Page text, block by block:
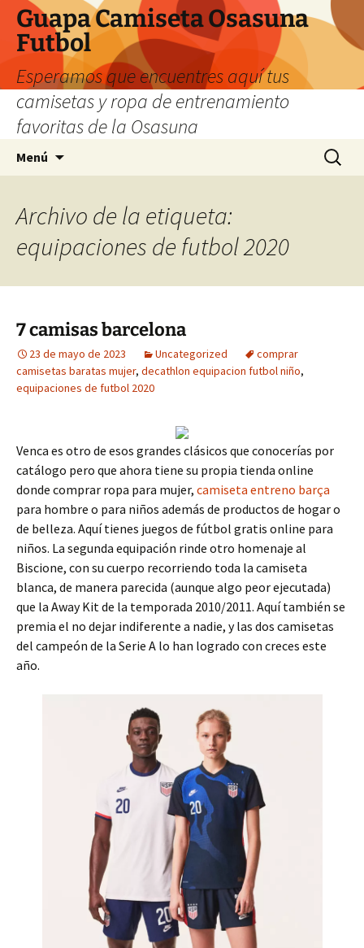
Guapa Camiseta Osasuna
Futbol
Esperamos que encuentres aquí tus
camisetas y ropa de entrenamiento
favoritas de la Osasuna
Menú Buscar:
Archivo de la etiqueta:
equipaciones de futbol 2020
7 camisas barcelona
23 de mayo de 2023 Uncategorized
comprar
camisetas baratas mujer, decathlon equipacion futbol niño,
equipaciones de futbol 2020
Venca es otro de esos grandes clásicos que conocerías por
catálogo pero que ahora tiene su propia tienda online
donde comprar ropa para mujer, camiseta entreno barça
para hombre o para niños además de productos de hogar o
de belleza. Aquí tienes juegos de fútbol gratis online para
niños. La segunda equipación rinde otro homenaje al
Biscione, con su cuerpo recorriendo toda la camiseta
blanca, de manera parecida (aunque algo peor ejecutada)
que la Away Kit de la temporada 2010/2011. Aquí también se
premia el no dejar indiferente a nadie, y las dos camisetas
del campeón de la Serie A lo han logrado con creces este
año.